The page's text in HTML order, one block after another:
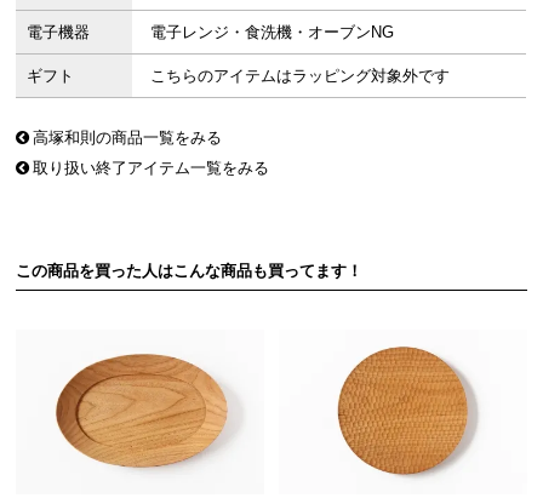
電子機器 電子レンジ・食洗機・オーブンNG
ギフト こちらのアイテムはラッピング対象外です
高塚和則の商品一覧をみる
取り扱い終了アイテム一覧をみる
この商品を買った人はこんな商品も買ってます！